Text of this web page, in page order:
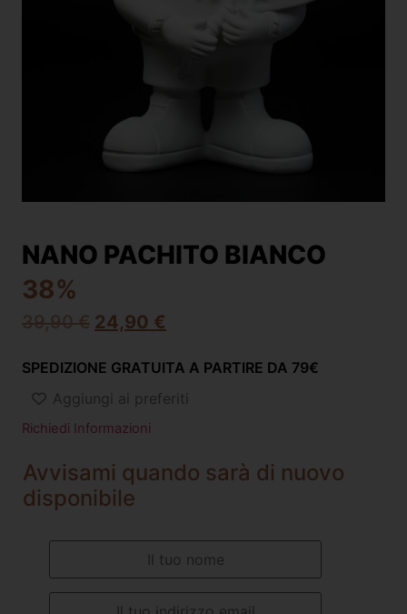
NANO PACHITO BIANCO
38%
39,90€ 24,90 €
SPEDIZIONE GRATUITA A PARTIRE DA 79€
Aggiungi ai preferiti
Richiedi Informazioni
Avvisami quando sarà di nuovo
disponibile